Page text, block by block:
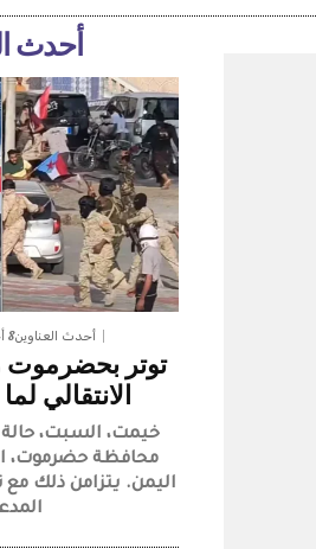
أحدث
أحدث العناوين8 أغسطس، 2026
توتر
الانتقالي
خيمت، السبت، حالة
محافظة حضرموت،
اليمن. يتزامن ذلك مع